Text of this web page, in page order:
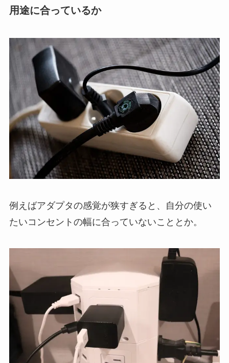
用途に合っているか
例えばアダプタの感覚が狭すぎると、自分の使い
たいコンセントの幅に合っていないこととか。